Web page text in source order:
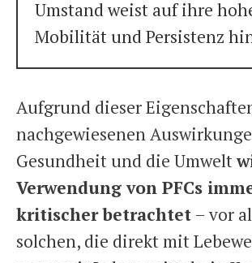
Umstand weist auf ihre
Mobilität und Persistenz
Aufgrund dieser
nachgewiesenen
Gesundheit und die Umwelt
Verwendung von PFCs
kritischer betrachtet – vor
solchen, die direkt mit